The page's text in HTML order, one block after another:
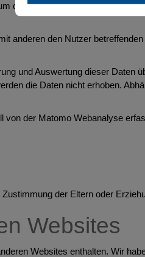
die Nutzung der Website
anderen den Nutzer
und Auswertung dieser
die Daten nicht erhoben.
von der Matomo Webanalyse
der Eltern oder
Websites
Websites enthalten. Wir